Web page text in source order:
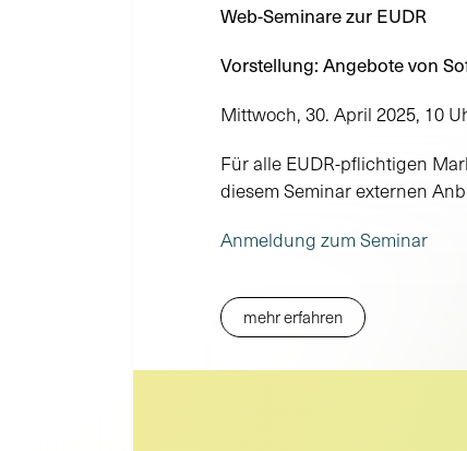
Web-Seminare zur EUDR
Vorstellung: Angebote von
Mittwoch, 30. April 2025, 10
Für alle EUDR-pflichtigen
diesem Seminar externen
Anmeldung zum Seminar
mehr erfahren